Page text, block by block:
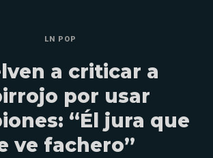
LN POP
a criticar a
por usar
“Él jura que
ve fachero”